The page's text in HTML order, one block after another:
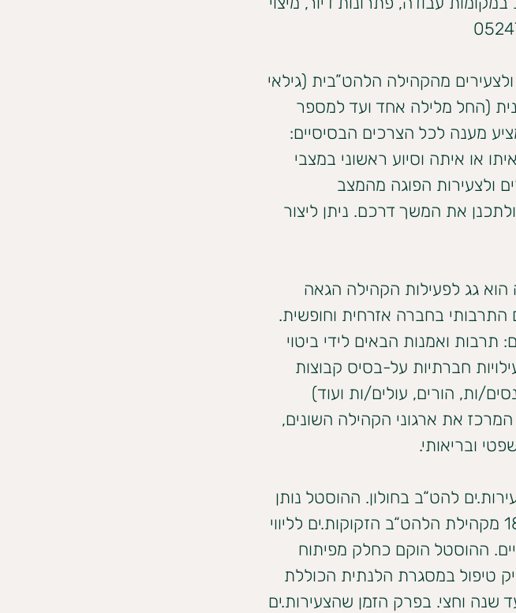
מהקהילה הלהט”בית (גילאי
(החל מלילה אחד ועד למספר
מענה לכל הצרכים הבסיסיים:
או איתה וסיוע ראשוני במצבי
ולצעירות הפוגה מהמצב
את המשך דרכם. ניתן ליצור
גג לפעילות הקהילה הגאה
התרבותי בחברה אזרחית וחופשית.
תרבות ואמנות הבאים לידי ביטוי
חברתיות על-בסיס קבוצות
ות, הורים, עולים/ות ועוד)
את ארגוני הקהילה השונים,
ובריאותי.
להט“ב בחולון. ההוסטל נותן
מענה לצעירים ולצעירות בגילאי 18-25 מקהילת הלהט“ב הזקוקות.ים לליווי
ההוסטל הוקם כחלק מפיתוח
טיפול במסגרת הלנתית הכוללת
שנה וחצי. בפרק הזמן שהצעירות.ים